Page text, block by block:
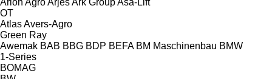
OT
AtlasAvers-Agro
Green Ray
Awemak BAB BBG BDP BEFA BM Maschinenbau BMW
1-Series
BOMAG